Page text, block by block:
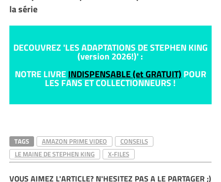
la série
DECOUVREZ 'LES ADAPTATIONS DE STEPHEN KING
(version 2026!)' :
NOTRE LIVREINDISPENSABLE (et GRATUIT) POUR
LES FANS ET COLLECTIONNEURS !
TAGS AMAZON PRIME VIDEO
CONSEILS
LE MAINE DE STEPHEN KING
X-FILES
VOUS AIMEZ L'ARTICLE? N'HESITEZ PAS A LE PARTAGER ;)